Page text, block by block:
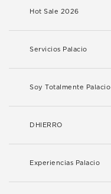
Hot Sale 2026
Servicios Palacio
Soy Totalmente Palacio
DHIERRO
Experiencias Palacio